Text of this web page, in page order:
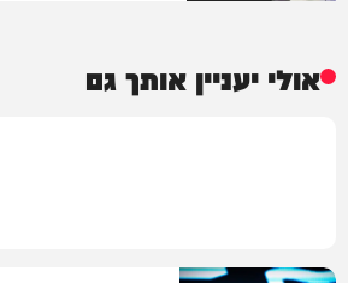
אולי יעניין אותך גם